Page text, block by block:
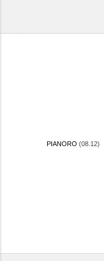
PIANORO (08.12)